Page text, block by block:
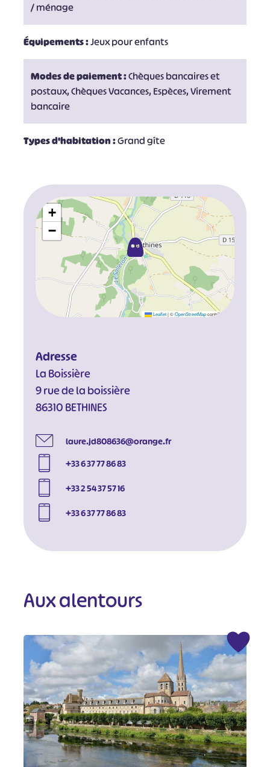
/ ménage
Équipements :Jeux pour enfants
Modes de paiement :Chèques bancaires et
postaux, Chèques Vacances, Espèces, Virement
bancaire
Types d'habitation :Grand gîte
+
−
Leaflet |©OpenStreetMapcontributors
Adresse
La Boissière
9 rue de la boissière
86310 BETHINES
laure.jd808636@orange.fr
+33 6 37 77 86 83
+33 2 54 37 57 16
+33 6 37 77 86 83
Aux alentours